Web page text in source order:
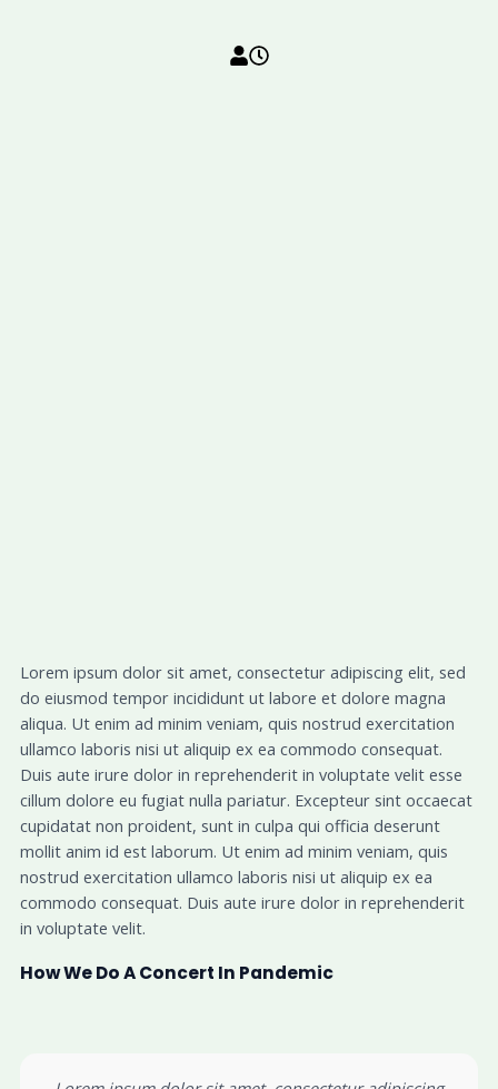
Lorem ipsum dolor sit amet, consectetur adipiscing elit, sed
do eiusmod tempor incididunt ut labore et dolore magna
aliqua. Ut enim ad minim veniam, quis nostrud exercitation
ullamco laboris nisi ut aliquip ex ea commodo consequat.
Duis aute irure dolor in reprehenderit in voluptate velit esse
cillum dolore eu fugiat nulla pariatur. Excepteur sint occaecat
cupidatat non proident, sunt in culpa qui officia deserunt
mollit anim id est laborum. Ut enim ad minim veniam, quis
nostrud exercitation ullamco laboris nisi ut aliquip ex ea
commodo consequat. Duis aute irure dolor in reprehenderit
in voluptate velit.
How We Do A Concert In Pandemic